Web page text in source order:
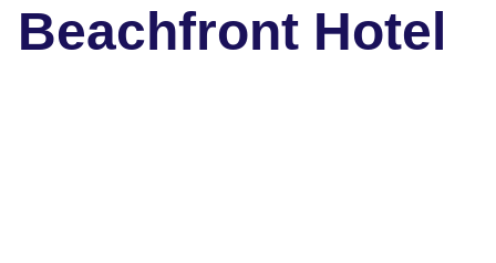
Beachfront Hotel